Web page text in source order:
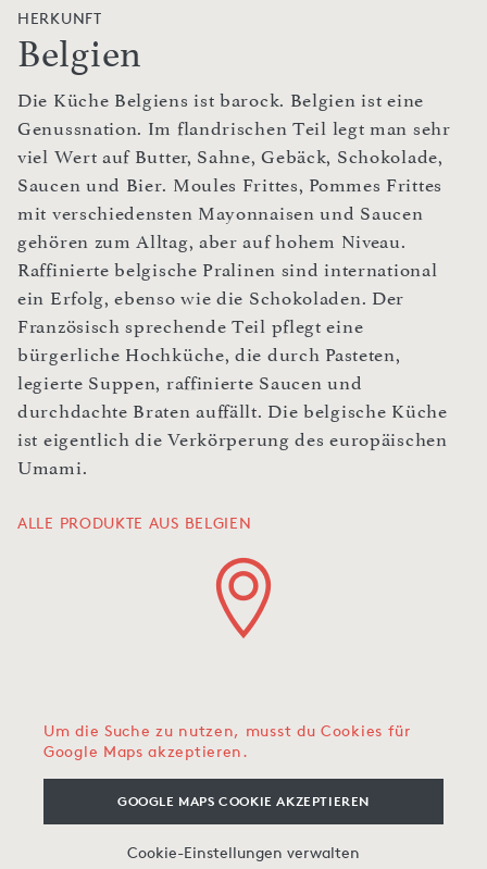
HERKUNFT
Belgien
Die Küche Belgiens ist barock. Belgien ist eine
Genussnation. Im flandrischen Teil legt man sehr
viel Wert auf Butter, Sahne, Gebäck, Schokolade,
Saucen und Bier. Moules Frittes, Pommes Frittes
mit verschiedensten Mayonnaisen und Saucen
gehören zum Alltag, aber auf hohem Niveau.
Raffinierte belgische Pralinen sind international
ein Erfolg, ebenso wie die Schokoladen. Der
Französisch sprechende Teil pflegt eine
bürgerliche Hochküche, die durch Pasteten,
legierte Suppen, raffinierte Saucen und
durchdachte Braten auffällt. Die belgische Küche
ist eigentlich die Verkörperung des europäischen
Umami.
ALLE PRODUKTE AUS BELGIEN
Um die Suche zu nutzen, musst du Cookies für
Google Maps akzeptieren.
GOOGLE MAPS COOKIE AKZEPTIEREN
Cookie-Einstellungen verwalten